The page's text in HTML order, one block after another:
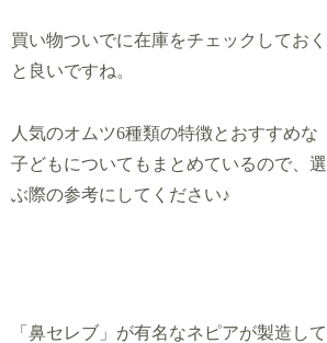
買い物ついでに在庫をチェックしておく
と良いですね。
人気のオムツ6種類の特徴とおすすめな
子どもについてもまとめているので、選
ぶ際の参考にしてください♪
「鼻セレブ」が有名なネピアが製造して